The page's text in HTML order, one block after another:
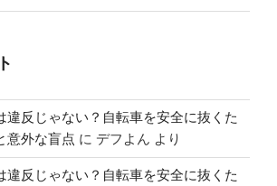
違反じゃない？自転車を安全に抜くた
意外な盲点 に デフよん より
違反じゃない？自転車を安全に抜くた